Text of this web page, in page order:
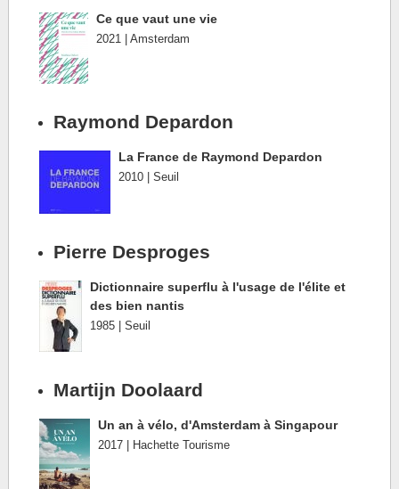
Ce que vaut une vie
2021 | Amsterdam
Raymond Depardon
La France de Raymond Depardon
2010 | Seuil
Pierre Desproges
Dictionnaire superflu à l'usage de l'élite et
des bien nantis
1985 | Seuil
Martijn Doolaard
Un an à vélo, d'Amsterdam à Singapour
2017 | Hachette Tourisme